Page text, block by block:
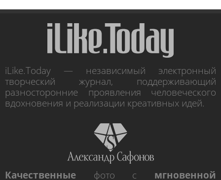
iLike.Today — независимый электронный
творческий журнал, поддерживающий
разносторонние проявления человеческого
вдохновения и реализации креативных идей.
Качественные фото с мгновенной